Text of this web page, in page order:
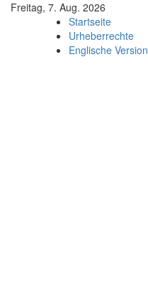
Freitag, 7. Aug. 2026
Startseite
Urheberrechte
Englische Version